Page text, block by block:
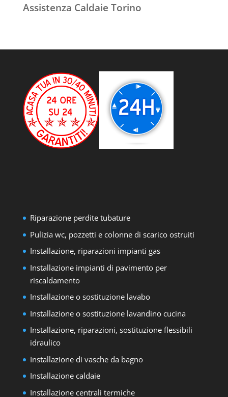
Assistenza Caldaie Torino
Riparazione perdite tubature
Pulizia wc, pozzetti e colonne di scarico ostruiti
Installazione, riparazioni impianti gas
Installazione impianti di pavimento per
riscaldamento
Installazione o sostituzione lavabo
Installazione o sostituzione lavandino cucina
Installazione, riparazioni, sostituzione flessibili
idraulico
Installazione di vasche da bagno
Installazione caldaie
Installazione centrali termiche